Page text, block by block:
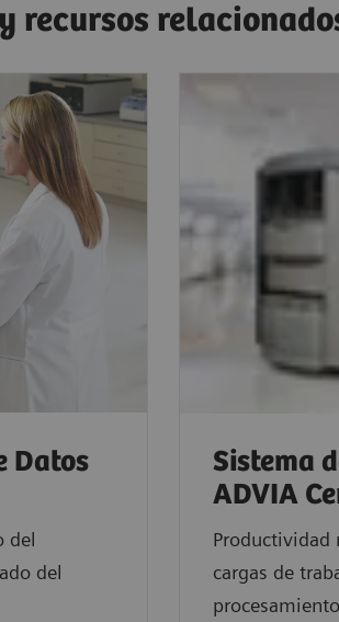
recursos
Datos
del
del
Sistema
ADVIA
Productividad
cargas de